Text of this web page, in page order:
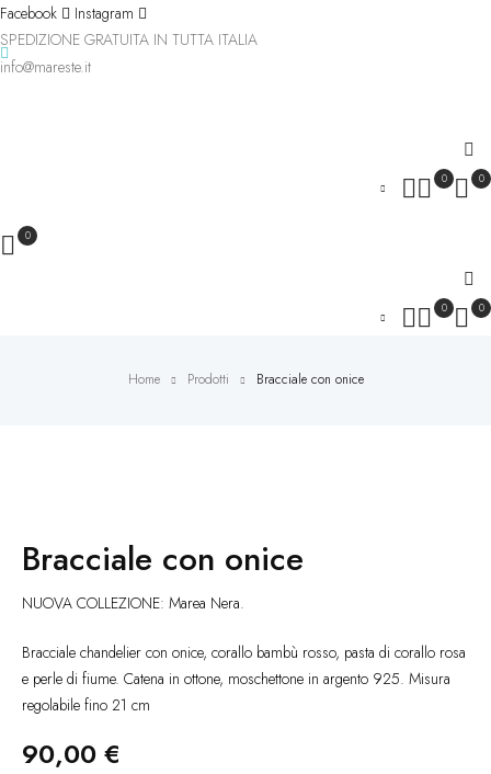
Facebook
Instagram
SPEDIZIONE GRATUITA IN TUTTA ITALIA
info@mareste.it
0 0
0
0 0
Home Prodotti Bracciale con onice
Bracciale con onice
NUOVA COLLEZIONE: Marea Nera.
Bracciale chandelier con onice, corallo bambù rosso, pasta di corallo rosa
e perle di fiume. Catena in ottone, moschettone in argento 925. Misura
regolabile fino 21 cm
90,00 €